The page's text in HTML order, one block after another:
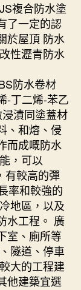
複合防水塗
了一定的認
於屋頂 防水
性瀝青防水
防水卷材
-丁二烯-苯乙
漬同塗蓋材
、和熔、侵
而成嘅防水
，可以
有較高的彈
率和較強的
地區，以及
水工程。 廣
室、廁所等
隧道、停車
大的工程建
他建築宜選